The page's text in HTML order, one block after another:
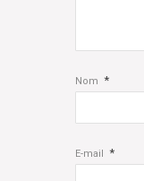
Nom *
E-mail *